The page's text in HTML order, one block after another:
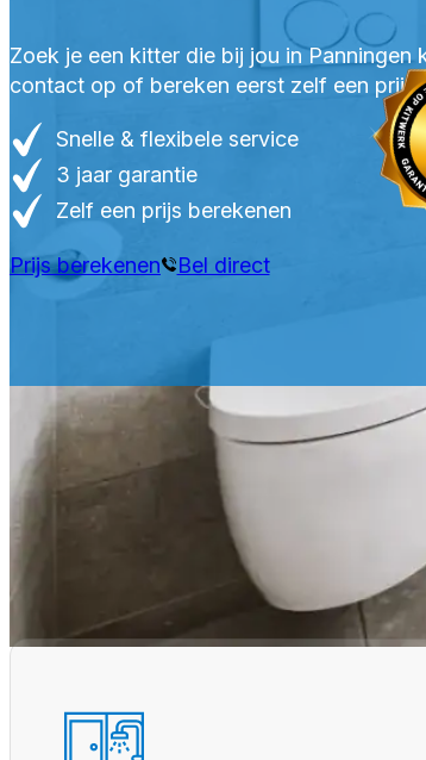
Zoek je een kitter die bij jou in Panningen
contact op of bereken eerst zelf een prijs.
Snelle & flexibele service
3 jaar garantie
Zelf een prijs berekenen
Prijs berekenen Bel direct
Professioneel gereedschap, juiste
voor duurzaam, waterdicht en